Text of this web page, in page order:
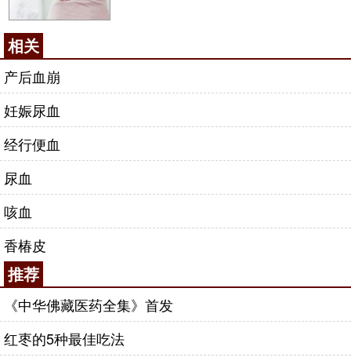
相关
产后血崩
妊娠尿血
经行便血
尿血
咳血
香椿皮
推荐
《中华佛藏医药全集》首发
红枣的5种最佳吃法